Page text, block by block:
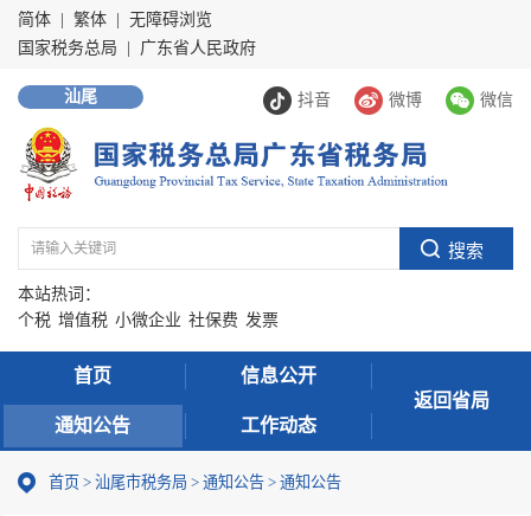
简体 繁体
无障碍浏览
国家税务总局
广东省人民政府
抖音 微博 微信
汕尾
本站热词：
个税 增值税 小微企业 社保费 发票
首页 信息公开
通知公告 工作动态
返回省局
首页 > 汕尾市税务局 > 通知公告 > 通知公告